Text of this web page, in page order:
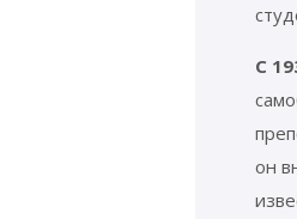
С
он